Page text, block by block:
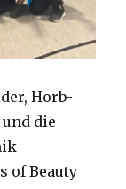
Horb-
die
of Beauty